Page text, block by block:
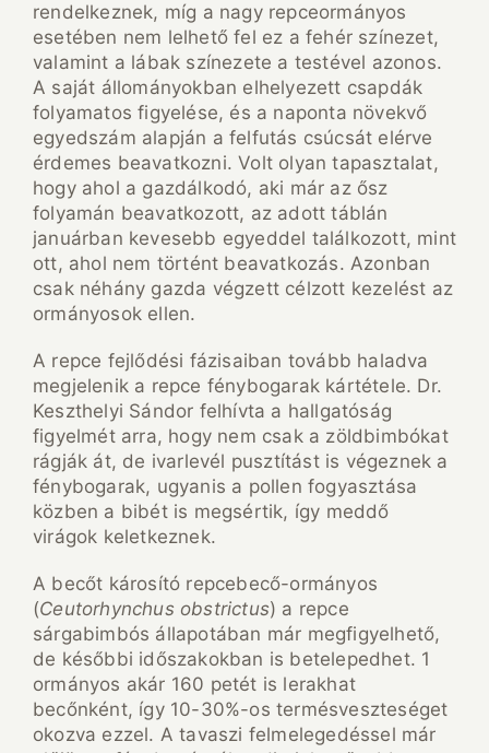
rendelkeznek, míg a nagy repceormányos
esetében nem lelhető fel ez a fehér színezet,
valamint a lábak színezete a testével azonos.
A saját állományokban elhelyezett csapdák
folyamatos figyelése, és a naponta növekvő
egyedszám alapján a felfutás csúcsát elérve
érdemes beavatkozni. Volt olyan tapasztalat,
hogy ahol a gazdálkodó, aki már az ősz
folyamán beavatkozott, az adott táblán
januárban kevesebb egyeddel találkozott, mint
ott, ahol nem történt beavatkozás. Azonban
csak néhány gazda végzett célzott kezelést az
ormányosok ellen.
A repce fejlődési fázisaiban tovább haladva
megjelenik a repce fénybogarak kártétele. Dr.
Keszthelyi Sándor felhívta a hallgatóság
figyelmét arra, hogy nem csak a zöldbimbókat
rágják át, de ivarlevél pusztítást is végeznek a
fénybogarak, ugyanis a pollen fogyasztása
közben a bibét is megsértik, így meddő
virágok keletkeznek.
A becőt károsító repcebecő-ormányos
(Ceutorhynchus obstrictus) a repce
sárgabimbós állapotában már megfigyelhető,
de későbbi időszakokban is betelepedhet. 1
ormányos akár 160 petét is lerakhat
becőnként, így 10-30%-os termésveszteséget
okozva ezzel. A tavaszi felmelegedéssel már